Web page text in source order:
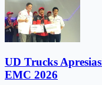
UD Trucks
EMC 2026